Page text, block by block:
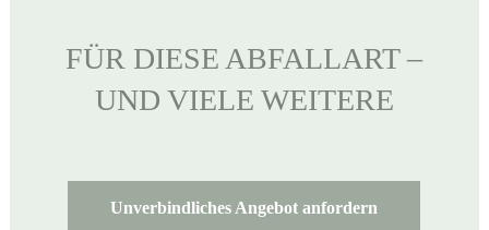
FÜR DIESE ABFALLART –
UND VIELE WEITERE
Unverbindliches Angebot anfordern